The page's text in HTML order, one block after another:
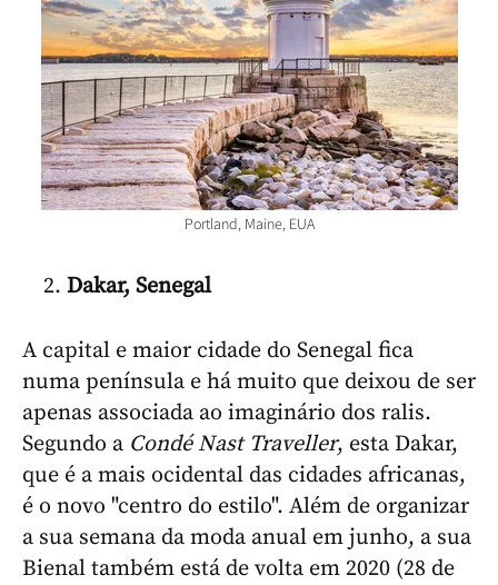
Portland, Maine, EUA
Dakar, Senegal
A capital e maior cidade do Senegal fica
numa península e há muito que deixou de ser
apenas associada ao imaginário dos ralis.
Segundo a Condé Nast Traveller, esta Dakar,
que é a mais ocidental das cidades africanas,
é o novo "centro do estilo". Além de organizar
a sua semana da moda anual em junho, a sua
Bienal também está de volta em 2020 (28 de